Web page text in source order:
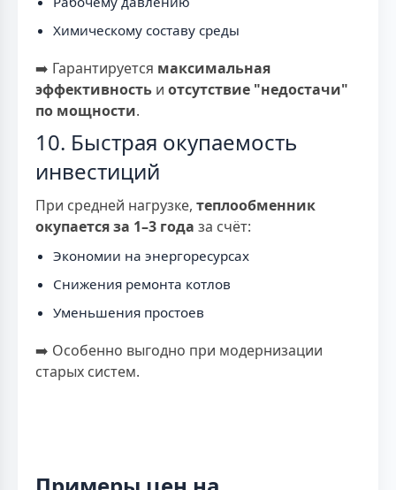
Химическому составу среды
➡️ Гарантируется максимальная
эффективность и отсутствие "недостачи"
по мощности.
10. Быстрая окупаемость
инвестиций
При средней нагрузке, теплообменник
окупается за 1–3 года за счёт:
Экономии на энергоресурсах
Снижения ремонта котлов
Уменьшения простоев
➡️ Особенно выгодно при модернизации
старых систем.